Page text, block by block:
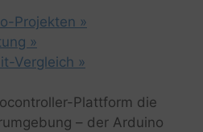
Projekten »
»
Vergleich »
Plattform die
– der Arduino